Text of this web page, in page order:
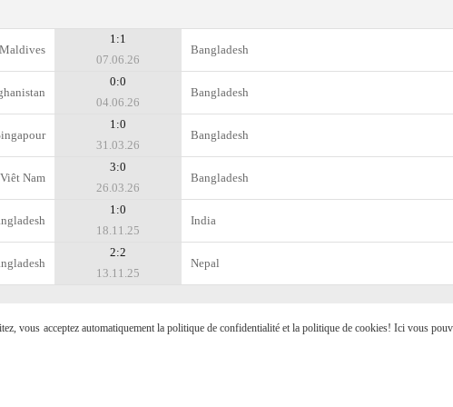
Maldives
1:1
07.06.26
Bangladesh
0:0
04.06.26
Bangladesh
1:0
31.03.26
Bangladesh
Viêt Nam
3:0
26.03.26
Bangladesh
1:0
18.11.25
India
2:2
13.11.25
Nepal
vous acceptez automatiquement la politique de confidentialité et la politique de cookies! Ici vous